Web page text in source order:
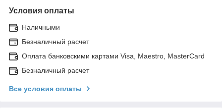
Условия оплаты
Наличными
Безналичный расчет
Оплата банковскими картами Visa, Maestro, MasterCard
Безналичный расчет
Все условия оплаты